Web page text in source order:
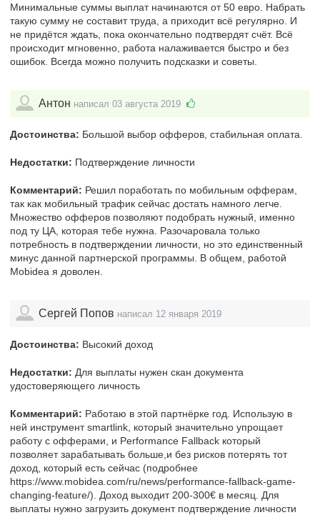
Минимальные суммы выплат начинаются от 50 евро. Набрать
такую сумму не составит труда, а приходит всё регулярно. И
не придётся ждать, пока окончательно подтвердят счёт. Всё
происходит мгновенно, работа налаживается быстро и без
ошибок. Всегда можно получить подсказки и советы.
Антон написал 03 августа 2019
Достоинства: Большой выбор офферов, стабильная оплата.
Недостатки: Подтверждение личности
Комментарий: Решил поработать по мобильным офферам,
так как мобильный трафик сейчас достать намного легче.
Множество офферов позволяют подобрать нужный, именно
под ту ЦА, которая тебе нужна. Разочаровала только
потребность в подтверждении личности, но это единственный
минус данной партнерской программы. В общем, работой
Mobidea я доволен.
Сергей Попов написал 12 января 2019
Достоинства: Высокий доход
Недостатки: Для выплаты нужен скан документа
удостоверяющего личность
Комментарий: Работаю в этой партнёрке год. Использую в
ней инструмент smartlink, который значительно упрощает
работу с офферами, и Performance Fallback который
позволяет зарабатывать больше,и без рисков потерять тот
доход, который есть сейчас (подробнее
https://www.mobidea.com/ru/news/performance-fallback-game-
changing-feature/). Доход выходит 200-300€ в месяц. Для
выплаты нужно загрузить документ подтверждение личности